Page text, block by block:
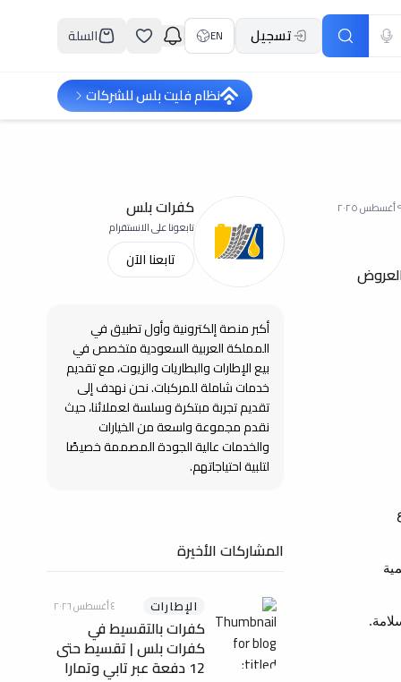
تسجيل EN السلة
نظام فليت بلس للشركات
٢٠٢٥ كفرات بلس
تابعونا على الانستقرام
تابعنا الآن
أكبر منصة إلكترونية وأول تطبيق في
المملكة العربية السعودية متخصص في
بيع الإطارات والبطاريات والزيوت، مع تقديم
خدمات شاملة للمركبات. نحن نهدف إلى
تقديم تجربة مبتكرة وسلسة لعملائنا، حيث
نقدم مجموعة واسعة من الخيارات
والخدمات عالية الجودة المصممة خصيصًا
لتلبية احتياجاتهم.
المشاركات الأخيرة
الإطارات ٤ أغسطس ٢٠٢٦
كفرات بالتقسيط في
كفرات بلس | تقسيط حتى
12 دفعة عبر تابي وتمارا